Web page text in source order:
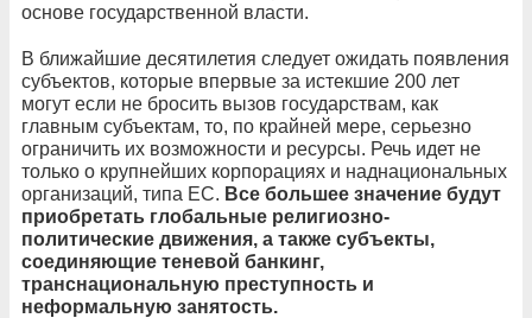
основе государственной власти.
В ближайшие десятилетия следует ожидать появления
субъектов, которые впервые за истекшие 200 лет
могут если не бросить вызов государствам, как
главным субъектам, то, по крайней мере, серьезно
ограничить их возможности и ресурсы. Речь идет не
только о крупнейших корпорациях и наднациональных
организаций, типа ЕС. Все большее значение будут
приобретать глобальные религиозно-
политические движения, а также субъекты,
соединяющие теневой банкинг,
транснациональную преступность и
неформальную занятость.